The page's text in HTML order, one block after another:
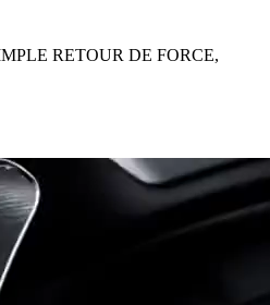
RETOUR DE FORCE,